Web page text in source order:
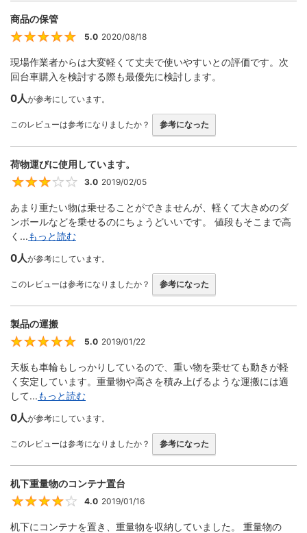
商品の保管
5
5.0 2020/08/18
現場作業者からは大変軽くて丈夫で使いやすいとの評価です。次
回台車購入を検討する際も最優先に検討します。
0人が参考にしています。
このレビューは参考になりましたか？ 参考になった
荷物運びに使用しています。
3
3.0 2019/02/05
あまり重たい物は乗せることができませんが、軽くて大きめのダ
ンボールなどを乗せるのにちょうどいいです。 値段もそこまで高
く...もっと読む
0人が参考にしています。
このレビューは参考になりましたか？ 参考になった
製品の運搬
5
5.0 2019/01/22
天板も車輪もしっかりしているので、重い物を乗せても動きが軽
く安定しています。重量物や高さを積み上げるような運搬には適
して...もっと読む
0人が参考にしています。
このレビューは参考になりましたか？ 参考になった
机下重量物のコンテナ置台
4.0 2019/01/16
机下にコンテナを置き、重量物を収納していました。 重量物の